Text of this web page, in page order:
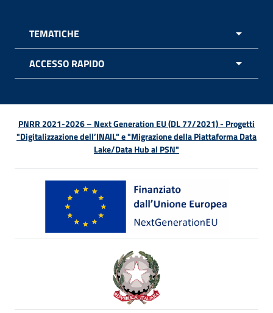
TEMATICHE
ACCESSO RAPIDO
PNRR 2021-2026 – Next Generation EU (DL 77/2021) - Progetti
"Digitalizzazione dell’INAIL" e "Migrazione della Piattaforma Data
Lake/Data Hub al PSN"